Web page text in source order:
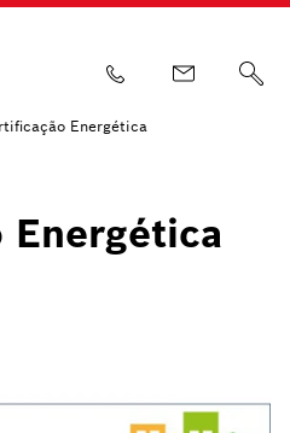
Energética